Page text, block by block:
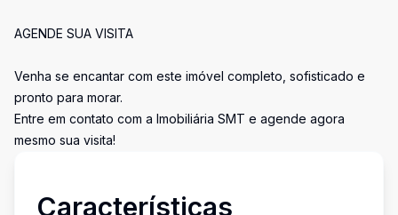
AGENDE SUA VISITA
Venha se encantar com este imóvel completo, sofisticado e
pronto para morar.
Entre em contato com a Imobiliária SMT e agende agora
mesmo sua visita!
Características